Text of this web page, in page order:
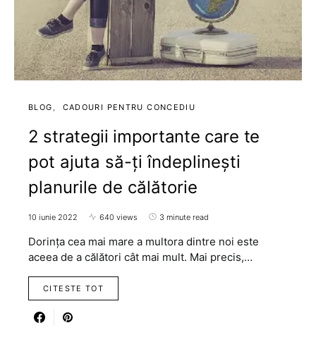
BLOG CADOURI PENTRU CONCEDIU
2 strategii importante care te
pot ajuta să-ți îndeplinești
planurile de călătorie
10 iunie 2022 640 views 3 minute read
Dorința cea mai mare a multora dintre noi este
aceea de a călători cât mai mult. Mai precis,…
CITESTE TOT